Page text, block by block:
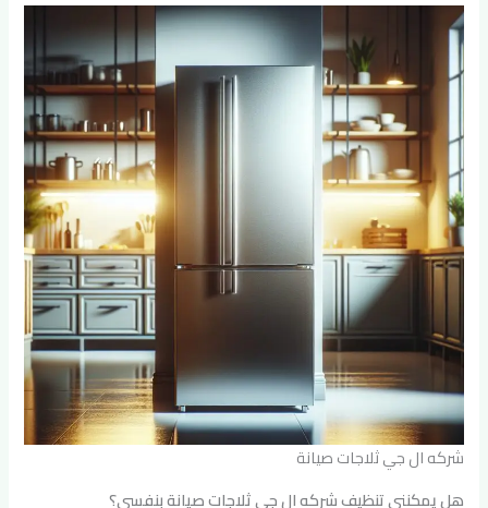
شركه ال جي ثلاجات صيانة
هل يمكنني تنظيف شركه ال جي ثلاجات صيانة بنفسي؟